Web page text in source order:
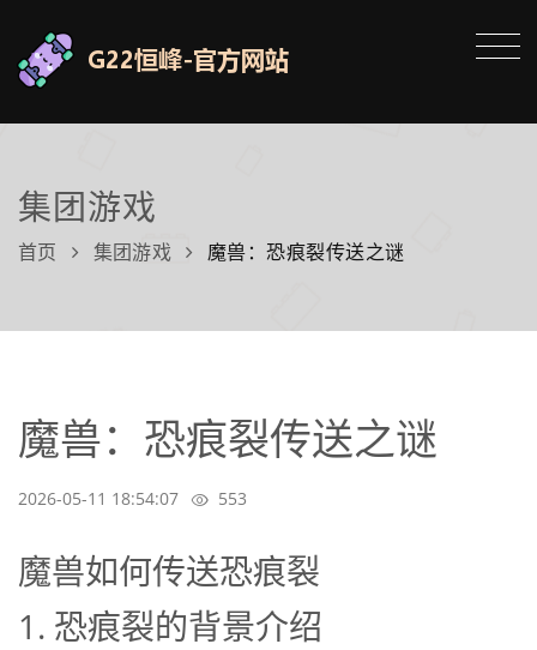
集团游戏
首页 集团游戏 魔兽：恐痕裂传送之谜
魔兽：恐痕裂传送之谜
2026-05-11 18:54:07 553
魔兽如何传送恐痕裂
1. 恐痕裂的背景介绍